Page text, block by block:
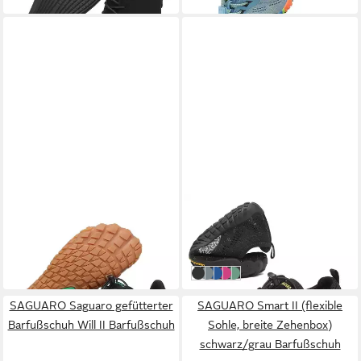
Vitality III (flexible Sohle,
Zero Drop) schwarz/braun
Barfußschuh
46,15 €
SAGUARO
Saguaro leichter Kinder
Barfußschuh Barfußschuh
ab 44,90 €
schwarz
skyblaurosagrün
SAGUARO Saguaro gefütterter
Barfußschuh Will II Barfußschuh
SAGUARO Smart II (flexible
Sohle, breite Zehenbox)
schwarz/grau Barfußschuh